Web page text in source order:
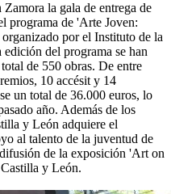
la gala de entrega de
programa de 'Arte Joven:
por el Instituto de la
del programa se han
de 550 obras. De entre
10 accésit y 14
un total de 36.000 euros, lo
año. Además de los
y León adquiere el
al talento de la juventud de
de la exposición 'Art on
y León.